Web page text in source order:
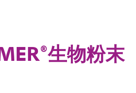
生物粉末